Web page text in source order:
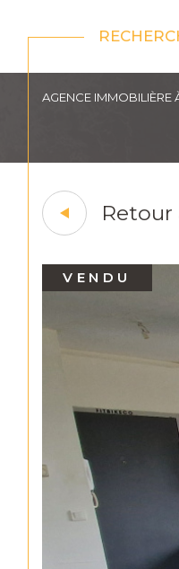
appartements
AGENCE IMMOBILIÈRE
Retour
VENDU